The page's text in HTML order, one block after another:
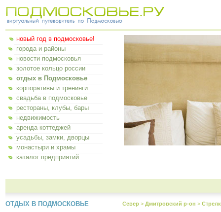
новый год в подмосковье!
города и районы
новости подмосковья
золотое кольцо россии
отдых в Подмосковье
корпоративы и тренинги
свадьба в подмосковье
рестораны, клубы, бары
недвижимость
аренда коттеджей
усадьбы, замки, дворцы
монастыри и храмы
каталог предприятий
ОТДЫХ В ПОДМОСКОВЬЕ Север > Дмитровский р-он >